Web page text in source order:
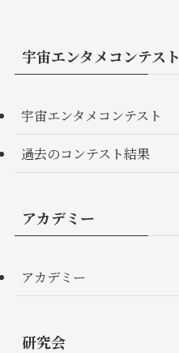
宇宙エンタメコンテスト
宇宙エンタメコンテスト
過去のコンテスト結果
アカデミー
アカデミー
研究会